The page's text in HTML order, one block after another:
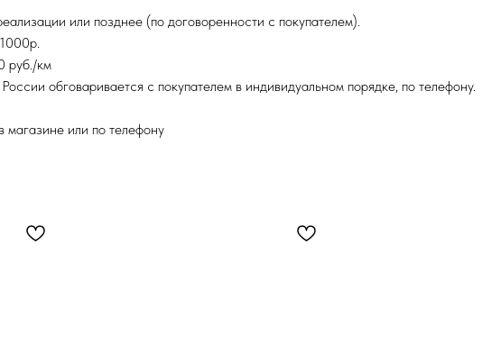
или позднее (по договоренности с покупателем).
руб./км
обговаривается с покупателем в индивидуальном порядке, по телефону.
магазине или по телефону